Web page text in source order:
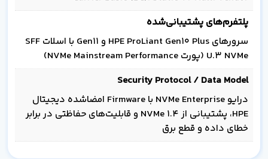
پلتفرم‌های پشتیبانی‌شده
سرورهای HPE ProLiant Gen10 Plus و Gen11 با اسلات SFF
U.3 NVMe (پورت NVMe Mainstream Performance)
Security Protocol / Data Model
درایو NVMe Enterprise با Firmware امضاشده دیجیتال
HPE، پشتیبانی از NVMe 1.4 و قابلیت‌های حفاظتی در برابر
خطای داده و قطع برق